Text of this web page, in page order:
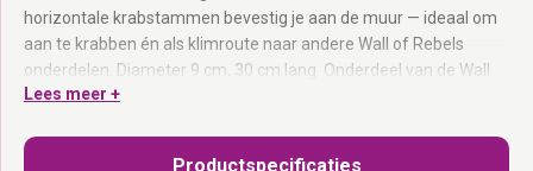
horizontale krabstammen bevestig je aan de muur — ideaal om
aan te krabben én als klimroute naar andere Wall of Rebels
onderdelen. Diameter 9 cm, 30 cm lang. Onderdeel van de Wall
of Rebels collectie.
Set van 3 stuks:
Lees meer +
Productspecificaties